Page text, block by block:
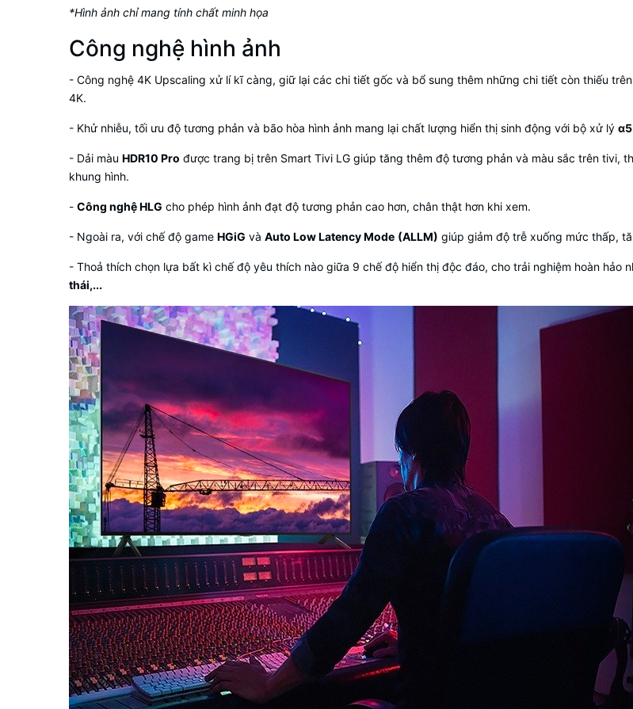
*Hình ảnh chỉ mang tính chất minh họa
Công nghệ hình ảnh
- Công nghệ 4K Upscaling xử lí kĩ càng, giữ lại các chi tiết gốc và bổ sung thêm những chi tiết còn thiếu
4K.
- Khử nhiễu, tối ưu độ tương phản và bão hòa hình ảnh mang lại chất lượng hiển thị sinh động với bộ xử lý
- Dải màu HDR10 Pro được trang bị trên Smart Tivi LG giúp tăng thêm độ tương phản và màu sắc trên tivi,
khung hình.
- Công nghệ HLG cho phép hình ảnh đạt độ tương phản cao hơn, chân thật hơn khi xem.
- Ngoài ra, với chế độ game HGiG và Auto Low Latency Mode (ALLM) giúp giảm độ trễ xuống mức thấp,
- Thoả thích chọn lựa bất kì chế độ yêu thích nào giữa 9 chế độ hiển thị độc đáo, cho trải nghiệm hoàn hảo
thái,...